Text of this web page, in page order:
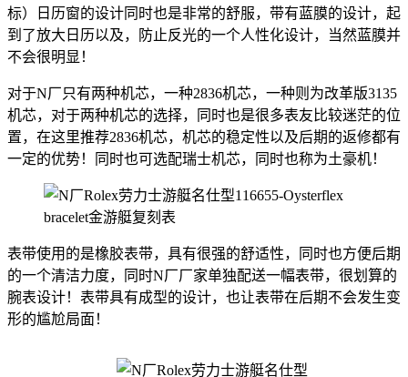
标）日历窗的设计同时也是非常的舒服，带有蓝膜的设计，起
到了放大日历以及，防止反光的一个人性化设计，当然蓝膜并
不会很明显！
对于N厂只有两种机芯，一种2836机芯，一种则为改革版3135
机芯，对于两种机芯的选择，同时也是很多表友比较迷茫的位
置，在这里推荐2836机芯，机芯的稳定性以及后期的返修都有
一定的优势！同时也可选配瑞士机芯，同时也称为土豪机！
表带使用的是橡胶表带，具有很强的舒适性，同时也方便后期
的一个清洁力度，同时N厂厂家单独配送一幅表带，很划算的
腕表设计！表带具有成型的设计，也让表带在后期不会发生变
形的尴尬局面！